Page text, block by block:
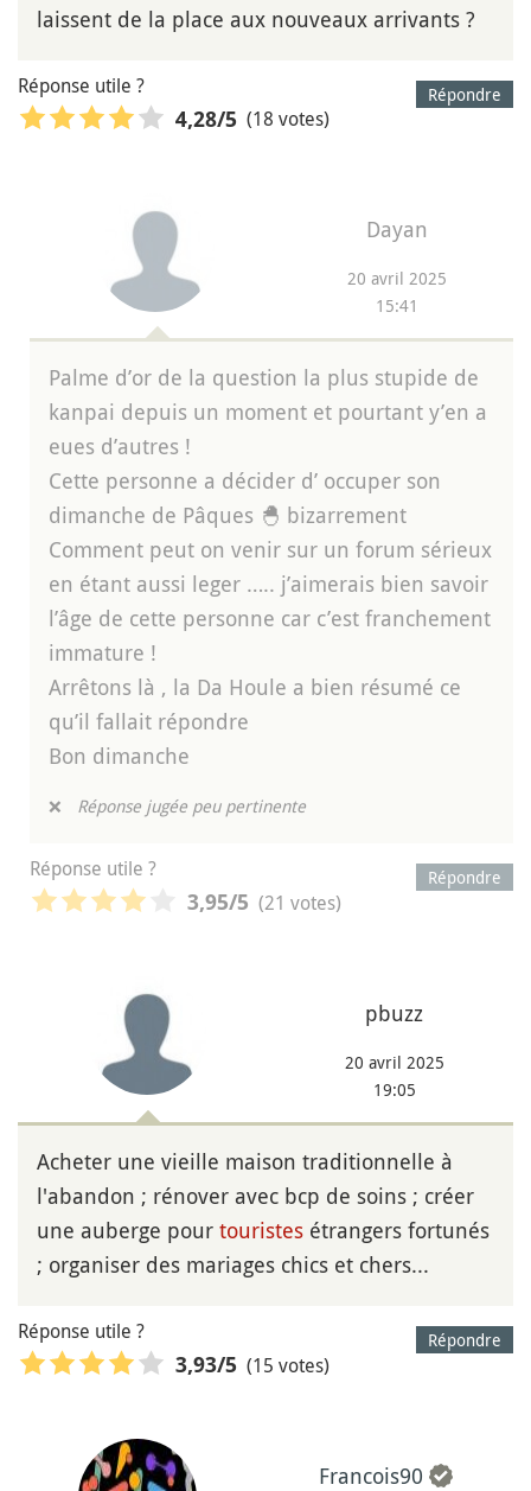
laissent de la place aux nouveaux arrivants ?
Répondre
Réponse utile ?
4,28/5 (18 votes)
Dayan
20 avril 2025
15:41
Palme d’or de la question la plus stupide de
kanpai depuis un moment et pourtant y’en a
eues d’autres !
Cette personne a décider d’ occuper son
dimanche de Pâques 🐣 bizarrement
Comment peut on venir sur un forum sérieux
en étant aussi leger ….. j’aimerais bien savoir
l’âge de cette personne car c’est franchement
immature !
Arrêtons là , la Da Houle a bien résumé ce
qu’il fallait répondre
Bon dimanche
❌ Réponse jugée peu pertinente
Répondre
Réponse utile ?
3,95/5 (21 votes)
pbuzz
20 avril 2025
19:05
Acheter une vieille maison traditionnelle à
l'abandon ; rénover avec bcp de soins ; créer
une auberge pour touristes étrangers fortunés
; organiser des mariages chics et chers...
Répondre
Réponse utile ?
3,93/5 (15 votes)
Francois90